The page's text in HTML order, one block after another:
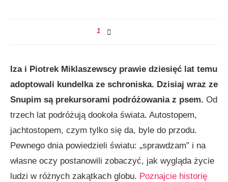
1
Iza i Piotrek Miklaszewscy prawie dziesięć lat temu
adoptowali kundelka ze schroniska. Dzisiaj wraz ze
Snupim są prekursorami podróżowania z psem. Od
trzech lat podróżują dookoła świata. Autostopem,
jachtostopem, czym tylko się da, byle do przodu.
Pewnego dnia powiedzieli światu: „sprawdzam” i na
własne oczy postanowili zobaczyć, jak wygląda życie
ludzi w różnych zakątkach globu. Poznajcie historię